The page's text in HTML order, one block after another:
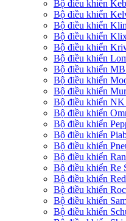
Bộ điều khiển
Bộ điều khiển
Bộ điều khiển
Bộ điều khiển
Bộ điều khiển
Bộ điều khiển
Bộ điều khiển
Bộ điều khiển
Bộ điều khiển
Bộ điều khiển NK
Bộ điều khiển
Bộ điều khiển
Bộ điều khiển
Bộ điều khiển
Bộ điều khiển
Bộ điều khiển Re
Bộ điều khiển
Bộ điều khiển
Bộ điều khiển
Bộ điều khiển